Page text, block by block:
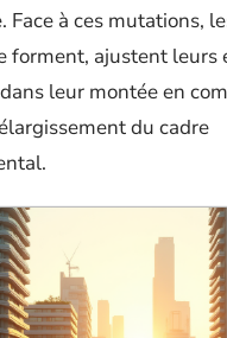
Face à ces mutations,
forment, ajustent leurs
leur montée en
du cadre